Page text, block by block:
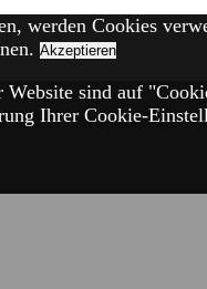
werden Cookies
Akzeptieren
sind auf
Ihrer Cookie-